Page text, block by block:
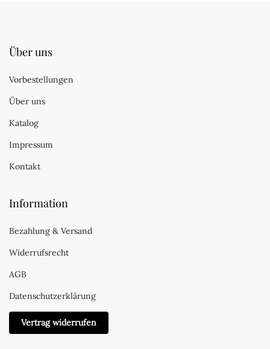
Über uns
Vorbestellungen
Über uns
Katalog
Impressum
Kontakt
Information
Bezahlung & Versand
Widerrufsrecht
AGB
Datenschutzerklärung
Vertrag widerrufen